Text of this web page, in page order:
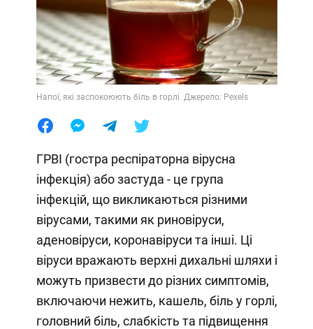
Життя
Лайфхаки
Напої, які заспокоюють біль в горлі. Джерело: Pexels
ГРВІ (гостра респіраторна вірусна
інфекція) або застуда - це група
інфекцій, що викликаються різними
вірусами, такими як риновіруси,
аденовіруси, коронавіруси та інші. Ці
віруси вражають верхні дихальні шляхи і
можуть призвести до різних симптомів,
включаючи нежить, кашель, біль у горлі,
головний біль, слабкість та підвищення